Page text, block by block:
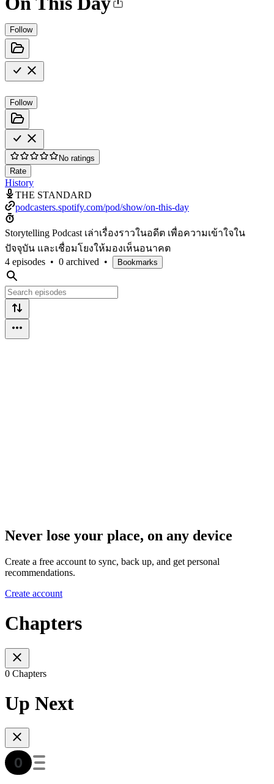
Follow
Follow
No ratings
Rate
History
THE STANDARD
podcasters.spotify.com/pod/show/on-this-day
Storytelling Podcast เล่าเรื่องราวในอดีต เพื่อความเข้าใจใน
ปัจจุบัน และเชื่อมโยงให้มองเห็นอนาคต
4 episodes • 0 archived • Bookmarks
Never lose your place, on any device
Create a free account to sync, back up, and get personal
recommendations.
Create account
Chapters
0 Chapters
Up Next